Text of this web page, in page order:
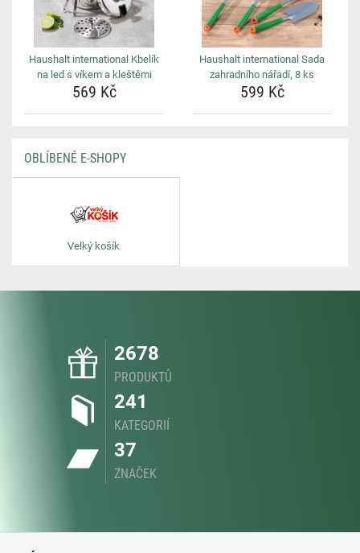
Haushalt international Kbelík
na led s víkem a kleštěmi
569 Kč
Haushalt international Sada
zahradního nářadí, 8 ks
599 Kč
OBLÍBENÉ E-SHOPY
Velký košík
2678
PRODUKTŮ
241
KATEGORIÍ
37
ZNAČEK